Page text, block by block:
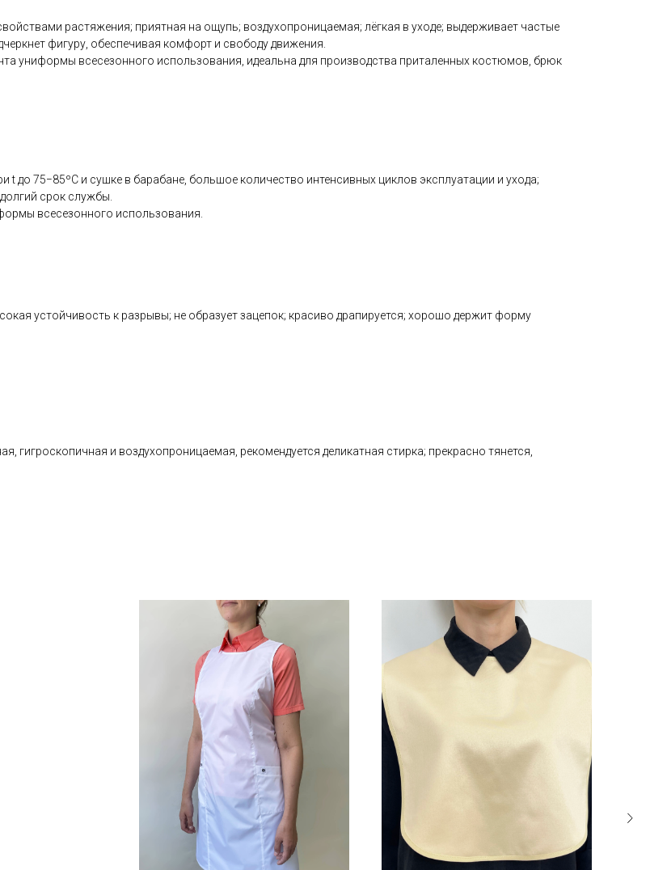
растяжения; приятная на ощупь; воздухопроницаемая; лёгкая в уходе; выдерживает частые
фигуру, обеспечивая комфорт и свободу движения.
униформы всесезонного использования, идеальна для производства приталенных костюмов, брюк
t до 75−85ºС и сушке в барабане, большое количество интенсивных циклов эксплуатации и ухода;
срок службы.
всесезонного использования.
устойчивость к разрывы; не образует зацепок; красиво драпируется; хорошо держит форму
гигроскопичная и воздухопроницаемая, рекомендуется деликатная стирка; прекрасно тянется,